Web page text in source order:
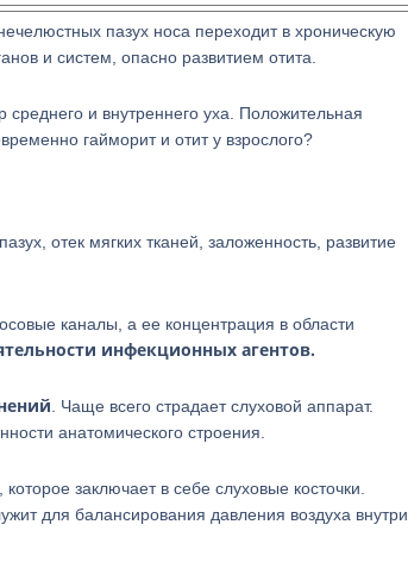
пазух носа переходит в хроническую
и систем, опасно развитием отита.
среднего и внутреннего уха. Положительная
гайморит и отит у взрослого?
отек мягких тканей, заложенность, развитие
каналы, а ее концентрация в области
инфекционных агентов.
. Чаще всего страдает слуховой аппарат.
анатомического строения.
заключает в себе слуховые косточки.
для балансирования давления воздуха внутри